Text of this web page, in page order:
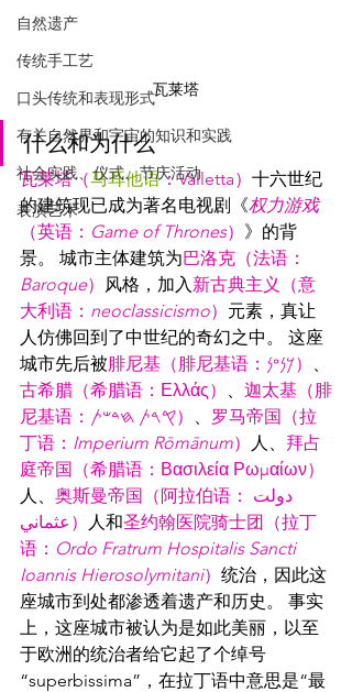
自然遗产
传统手工艺
口头传统和表现形式
有关自然界和宇宙的知识和实践
社会实践、仪式、节庆活动
表演艺术
瓦莱塔
什么和为什么
瓦莱塔（马耳他语：Valletta） 十六世纪
的建筑现已成为著名电视剧《权力游戏
（英语： Game of Thrones） 》的背
景。 城市主体建筑为巴洛克（法语：
Baroque） 风格，加入新古典主义（意
大利语 ： neoclassicismo） 元素，真让
人仿佛回到了中世纪的奇幻之中。 这座
城市先后被腓尼基（腓尼基语 ： 𐤊𐤍𐤏𐤍）
、
古希腊（希腊语 ： Ελλάς） 、 迦太基 （腓
尼基语 ： 𐤒𐤓𐤕 𐤇𐤃𐤔𐤕） 、 罗马帝国（拉
丁语 ： Imperium Rōmānum） 人、 拜占
庭帝国（希腊语 ： Βασιλεία Ρωμαίων）
人、 奥斯曼帝国（阿拉伯语：
دولت
عثماني）
人和圣约翰医院骑士团（拉丁
语： Ordo Fratrum Hospitalis Sancti
Ioannis Hierosolymitani） 统治，因此这
座城市到处都渗透着遗产和历史。 事实
上，这座城市被认为是如此美丽，以至
于欧洲的统治者给它起了个绰号
“superbissima”，在拉丁语中意思是“最